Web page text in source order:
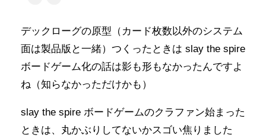
デックローグの原型（カード枚数以外のシステム
面は製品版と一緒）つくったときは slay the spire
ボードゲーム化の話は影も形もなかったんですよ
ね（知らなかっただけかも）
slay the spire ボードゲームのクラファン始まった
ときは、丸かぶりしてないかスゴい焦りました